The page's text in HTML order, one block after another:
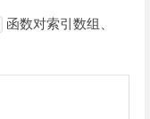
函数对索引数组、